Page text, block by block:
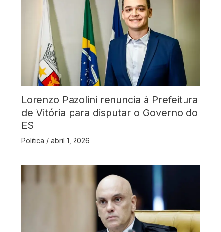
Lorenzo Pazolini renuncia à Prefeitura
de Vitória para disputar o Governo do
ES
Politica / abril 1, 2026